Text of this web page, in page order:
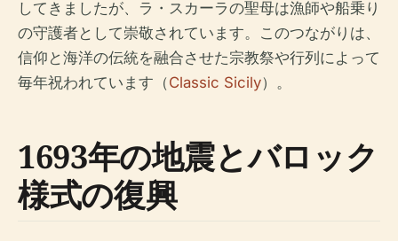
してきましたが、ラ・スカーラの聖母は漁師や船乗り
の守護者として崇敬されています。このつながりは、
信仰と海洋の伝統を融合させた宗教祭や行列によって
毎年祝われています（Classic Sicily）。
1693年の地震とバロック
様式の復興